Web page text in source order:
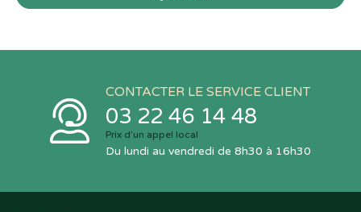
CONTACTER LE SERVICE CLIENT
03 22 46 14 48
Prix d’un appel local
Du lundi au vendredi de 8h30 à 16h30